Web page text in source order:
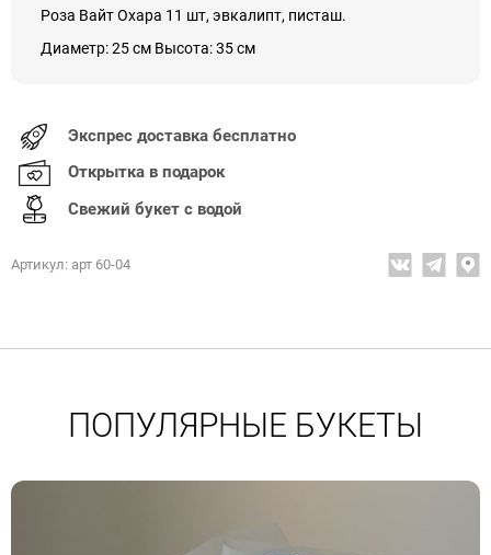
Роза Вайт Охара 11 шт, эвкалипт, писташ.
Диаметр: 25 см Высота: 35 см
Экспрес доставка бесплатно
Открытка в подарок
Свежий букет с водой
Артикул: арт 60-04
ПОПУЛЯРНЫЕ БУКЕТЫ